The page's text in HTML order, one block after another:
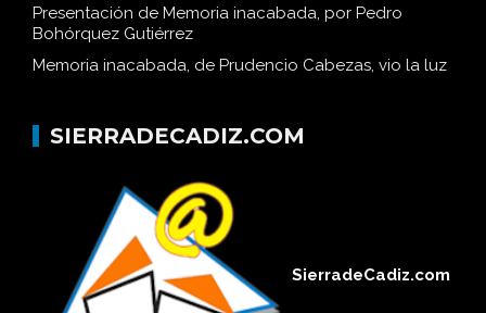
Presentación de Memoria inacabada, por Pedro
Bohórquez Gutiérrez
Memoria inacabada, de Prudencio Cabezas, vio la luz
SIERRADECADIZ.COM
SierradeCadiz.com